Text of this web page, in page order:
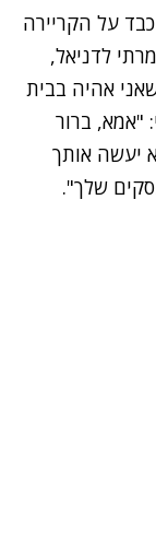
על הקריירה
לדניאל,
אהיה בבית
"אמא, ברור
יעשה אותך
שלך".